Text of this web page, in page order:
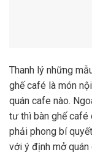
Thanh lý những
ghế café là món
quán cafe nào.
tư thì bàn ghế café
phải phong bí
với ý định mở